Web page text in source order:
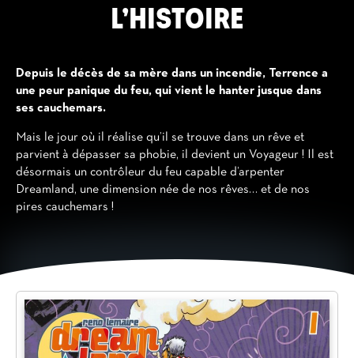
L’HISTOIRE
Depuis le décès de sa mère dans un incendie, Terrence a
une peur panique du feu, qui vient le hanter jusque dans
ses cauchemars.
Mais le jour où il réalise qu’il se trouve dans un rêve et
parvient à dépasser sa phobie, il devient un Voyageur ! Il est
désormais un contrôleur du feu capable d’arpenter
Dreamland, une dimension née de nos rêves… et de nos
pires cauchemars !